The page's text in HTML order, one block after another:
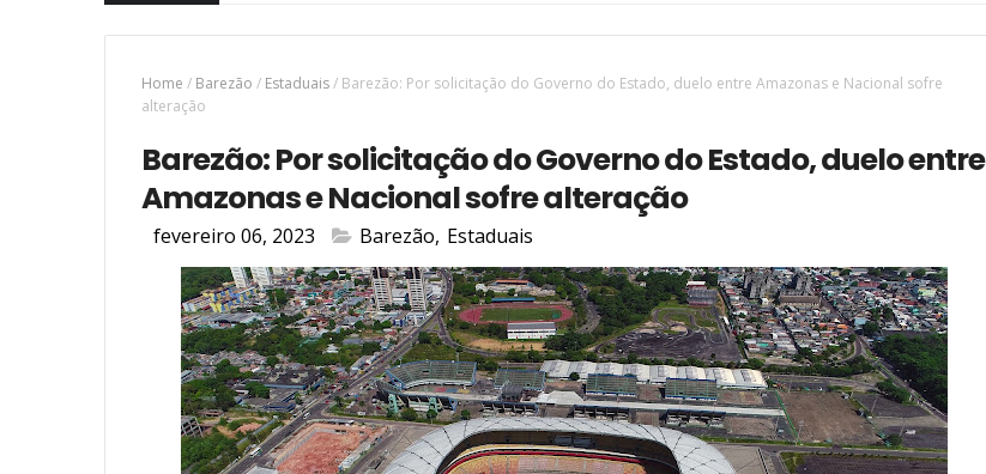
Home / Barezão / Estaduais/ Barezão: Por solicitação do Governo do Estado, duelo entre Amazonas e Nacional sofre
alteração
Barezão: Por solicitação do Governo do Estado, duelo entre
Amazonas e Nacional sofre alteração
fevereiro 06, 2023 Barezão, Estaduais